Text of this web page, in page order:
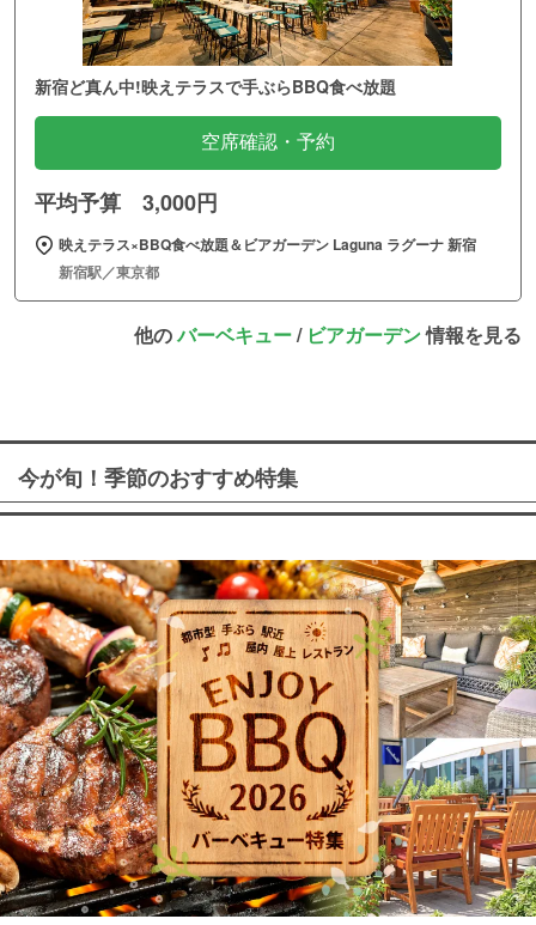
新宿ど真ん中!映えテラスで手ぶらBBQ食べ放題
空席確認・予約
平均予算 3,000円
映えテラス×BBQ食べ放題＆ビアガーデン Laguna ラグーナ 新宿
新宿駅／東京都
他のバーベキュー/ ビアガーデン情報を見る
今が旬！季節のおすすめ特集